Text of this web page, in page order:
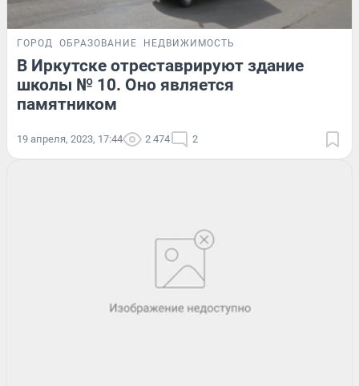
ГОРОД ОБРАЗОВАНИЕ НЕДВИЖИМОСТЬ
В Иркутске отреставрируют здание
школы № 10. Оно является
памятником
19 апреля, 2023, 17:44 2 474 2